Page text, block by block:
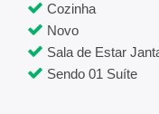
Cozinha
Novo
Sala de Estar
Sendo 01 Suíte